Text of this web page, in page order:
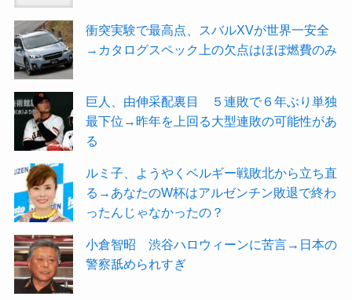
衝突実験で最高点、スバルXVが世界一安全
→カタログスペック上の欠点はほぼ燃費のみ
巨人、由伸采配裏目 ５連敗で６年ぶり単独
最下位→昨年を上回る大型連敗の可能性があ
る
ルミ子、ようやくベルギー戦敗北から立ち直
る→あなたのW杯はアルゼンチン敗退で終わ
ったんじゃなかったの？
小倉智昭 渋谷ハロウィーンに苦言→日本の
警察舐められすぎ